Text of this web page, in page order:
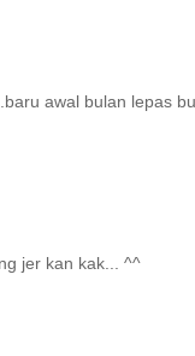
awal bulan lepas
jer kan kak... ^^